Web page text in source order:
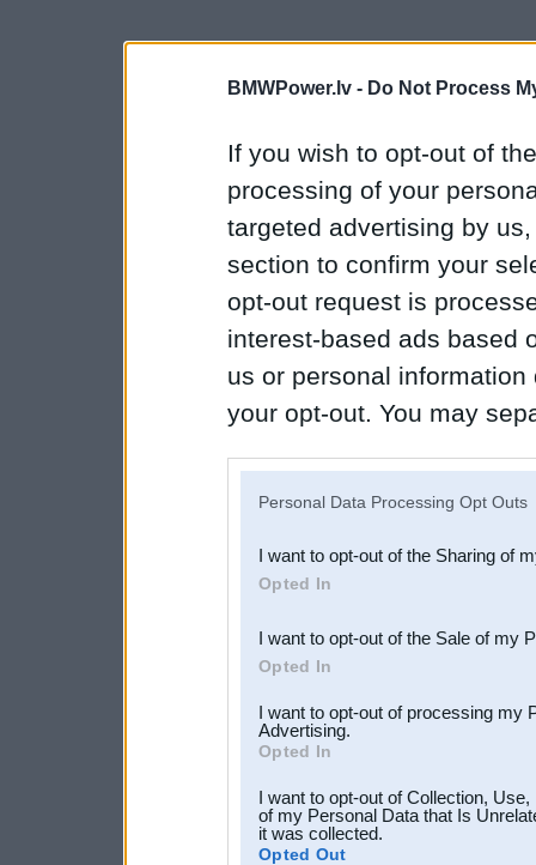
BMWPower.lv - Do Not Process
If you wish to opt-out of
processing of your
targeted advertising by
section to confirm your
opt-out request is
interest-based ads based
us or personal
your opt-out. You may
Downstream Participants
third parties.
Personal Data Processing Opt Outs
I want to opt-out of the Sharing of
Opted In
I want to opt-out of the Sale of my
Opted In
I want to opt-out of processing my
Advertising.
Opted In
I want to opt-out of Collection,
of my Personal Data that Is
it was collected.
Opted Out